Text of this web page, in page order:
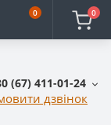
0 0
(67) 411-01-24
дзвінок